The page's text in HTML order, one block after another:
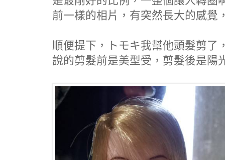
前一樣的相片，有突然長大的感覺
順便提下，トモキ我幫他頭髮剪了
說的剪髮前是美型受，剪髮後是陽